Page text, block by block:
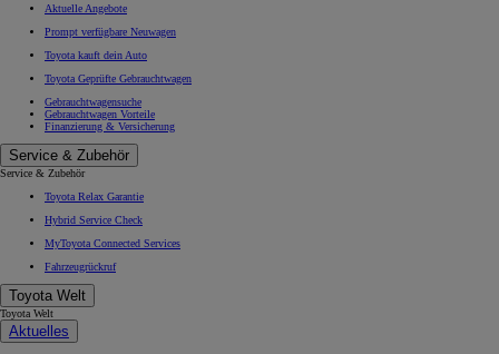
Aktuelle Angebote
Prompt verfügbare Neuwagen
Toyota kauft dein Auto
Toyota Geprüfte Gebrauchtwagen
Gebrauchtwagensuche
Gebrauchtwagen Vorteile
Finanzierung & Versicherung
Service & Zubehör
Service & Zubehör
Toyota Relax Garantie
Hybrid Service Check
MyToyota Connected Services
Fahrzeugrückruf
Toyota Welt
Toyota Welt
Aktuelles